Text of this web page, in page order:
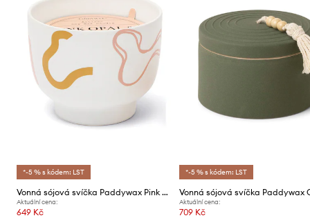
*-5 % s kódem: LST
Vonná sójová svíčka Paddywax Pink Opal & Persimmon 340g
Aktuální cena:
649 Kč
*-5 % s kódem: LST
Aktuální cena:
709 Kč